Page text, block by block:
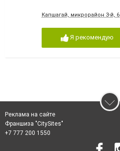
Капшагай, микрорайон 3-й, 6
Я рекомендую
Реклама на сайте
Франшиза "CitySites"
+7 777 200 1550